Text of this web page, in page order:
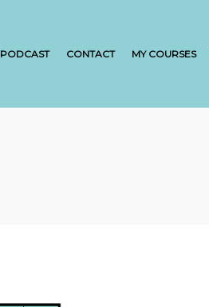
PODCAST CONTACT MY COURSES